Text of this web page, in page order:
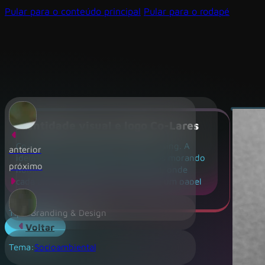
Pular para o conteúdo principal Pular para o rodapé
Identidade visual e logo Co-Lares
Co-Lares é uma iniciativa de co-housing. A
ideia geral é a de diversos indivíduos morando
numa comunidade auto-sustentável, onde
cada um tem impacto no conjunto e um papel
colaborativo individual, e todos juntos formam
o conjunto funcional.
O logo expressa essa ideia através dos círculos.
Cada um de um cor representa a
individualidade do morador, mas o elemento
Tipo:Branding & Design
Tema:Socioambiental
anterior
próximo
Voltar